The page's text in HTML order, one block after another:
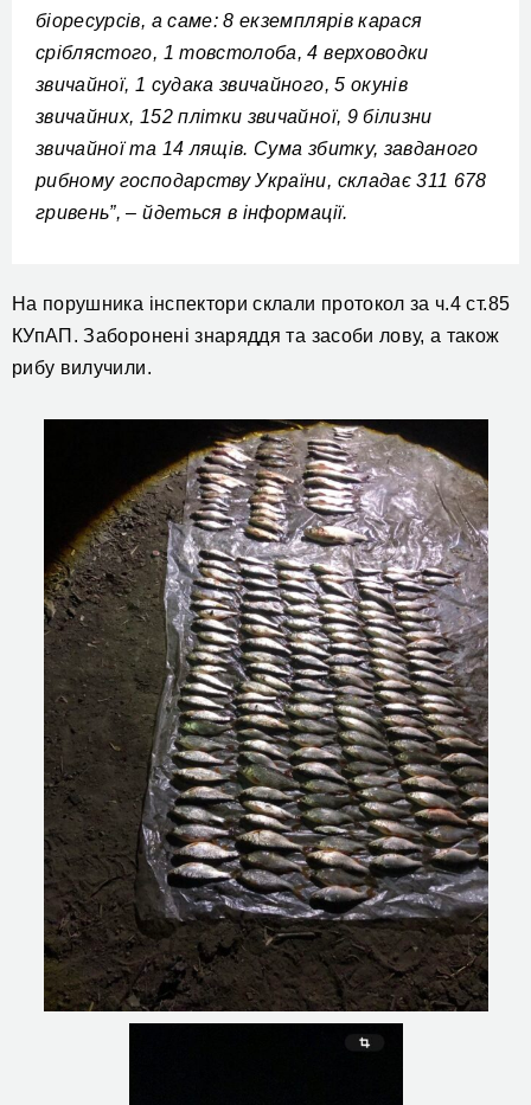
біоресурсів, а саме: 8 екземплярів карася
сріблястого, 1 товстолоба, 4 верховодки
звичайної, 1 судака звичайного, 5 окунів
звичайних, 152 плітки звичайної, 9 білизни
звичайної та 14 лящів. Сума збитку, завданого
рибному господарству України, складає 311 678
гривень”, – йдеться в інформації.
На порушника інспектори склали протокол за ч.4 ст.85
КУпАП. Заборонені знаряддя та засоби лову, а також
рибу вилучили.